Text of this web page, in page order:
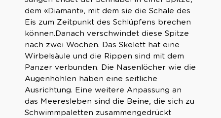
dem «Diamant», mit dem sie die Schale des
Eis zum Zeitpunkt des Schlüpfens brechen
können. Danach verschwindet diese Spitze
nach zwei Wochen. Das Skelett hat eine
Wirbelsäule und die Rippen sind mit dem
Panzer verbunden. Die Nasenlöcher wie die
Augenhöhlen haben eine seitliche
Ausrichtung. Eine weitere Anpassung an
das Meeresleben sind die Beine, die sich zu
Schwimmpaletten zusammengedrückt